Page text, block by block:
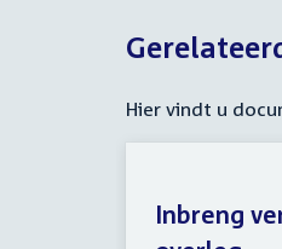
Hier vindt u
Inbreng